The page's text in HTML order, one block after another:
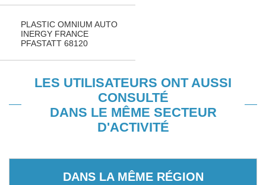
PLASTIC OMNIUM AUTO
INERGY FRANCE
PFASTATT 68120
LES UTILISATEURS ONT AUSSI
CONSULTÉ
DANS LE MÊME SECTEUR
D'ACTIVITÉ
DANS LA MÊME RÉGION